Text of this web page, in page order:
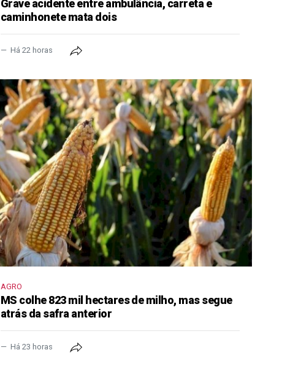
Grave acidente entre ambulância, carreta e
caminhonete mata dois
Há 22 horas
AGRO
MS colhe 823 mil hectares de milho, mas segue
atrás da safra anterior
Há 23 horas